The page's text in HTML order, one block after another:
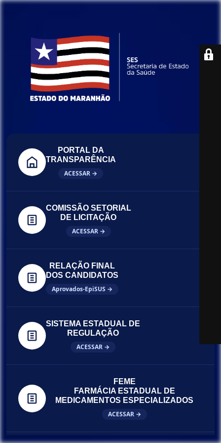
PORTAL DA
TRANSPARÊNCIA
ACESSAR →
COMISSÃO SETORIAL
DE LICITAÇÃO
ACESSAR →
RELAÇÃO FINAL
DOS CANDIDATOS
Aprovados-EpiSUS →
SISTEMA ESTADUAL DE
REGULAÇÃO
ACESSAR →
FEME
FARMÁCIA ESTADUAL DE
MEDICAMENTOS ESPECIALIZADOS
ACESSAR →